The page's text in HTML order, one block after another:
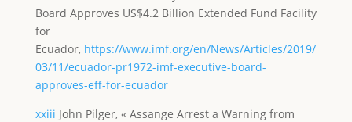
Board Approves US$4.2 Billion Extended Fund Facility
for
Ecuador, https://www.imf.org/en/News/Articles/2019/
03/11/ecuador-pr1972-imf-executive-board-
approves-eff-for-ecuador
xxiii John Pilger, « Assange Arrest a Warning from